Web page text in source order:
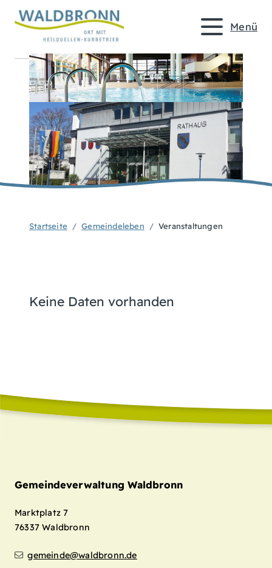
Menü
Startseite Gemeindeleben Veranstaltungen
Keine Daten vorhanden
Gemeindeverwaltung Waldbronn
Marktplatz 7
76337 Waldbronn
gemeinde@waldbronn.de